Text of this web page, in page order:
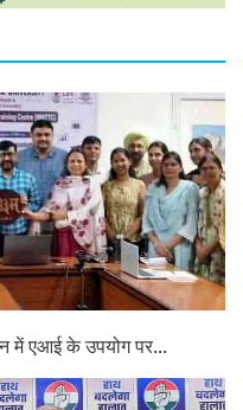
में एआई के उपयोग पर...